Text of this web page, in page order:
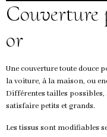
Couverture
or
Une couverture toute douce
la voiture, à la maison, ou
Différentes tailles possibles,
satisfaire petits et grands.
Les tissus sont modifiables